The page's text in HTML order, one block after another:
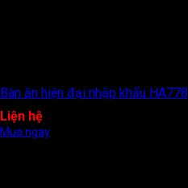
Bàn ăn hiện đại nhập khẩu HA778
Liện hệ
Mua ngay